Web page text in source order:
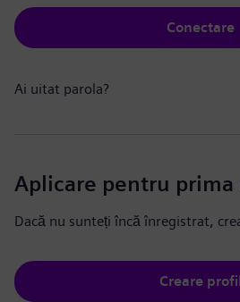
Conectare
Ai uitat parola?
Aplicare pentru prima
Dacă nu sunteți încă înregistrat,
Creare profil